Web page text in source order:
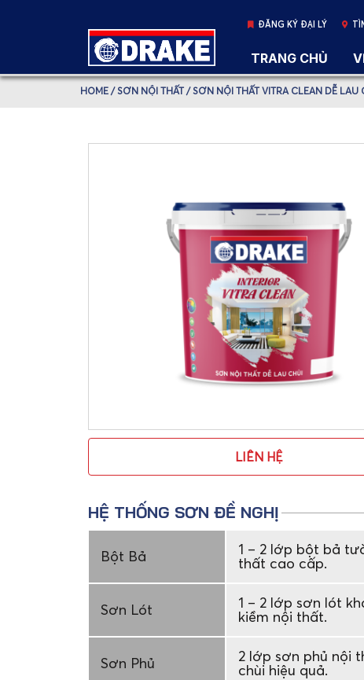
ĐĂNG KÝ ĐẠI LÝ
TRANG CHỦ
HOME /SƠN NỘI THẤT / SƠN NỘI THẤT VITRA CLEAN DỄ LAU
LIÊN HỆ
HỆ THỐNG SƠN ĐỀ NGHỊ
Bột Bả 1 – 2 lớp bột bả
thất cao cấp.
Sơn Lót 1 – 2 lớp sơn lót
kiềm nội thất.
Sơn Phủ 2 lớp sơn phủ nội
chùi hiệu quả.